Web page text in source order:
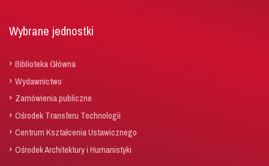
Wybrane jednostki
Biblioteka Główna
Wydawnictwo
Zamówienia publiczne
Ośrodek Transferu Technologii
Centrum Kształcenia Ustawicznego
Ośrodek Architektury i Humanistyki